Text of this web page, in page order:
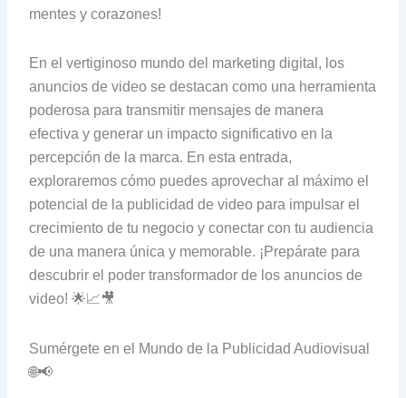
mentes y corazones!
En el vertiginoso mundo del marketing digital, los
anuncios de video se destacan como una herramienta
poderosa para transmitir mensajes de manera
efectiva y generar un impacto significativo en la
percepción de la marca. En esta entrada,
exploraremos cómo puedes aprovechar al máximo el
potencial de la publicidad de video para impulsar el
crecimiento de tu negocio y conectar con tu audiencia
de una manera única y memorable. ¡Prepárate para
descubrir el poder transformador de los anuncios de
video! 🌟📈🎥
Sumérgete en el Mundo de la Publicidad Audiovisual
🌐📢